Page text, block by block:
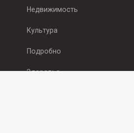
Недвижимость
Культура
Подробно
Здоровье